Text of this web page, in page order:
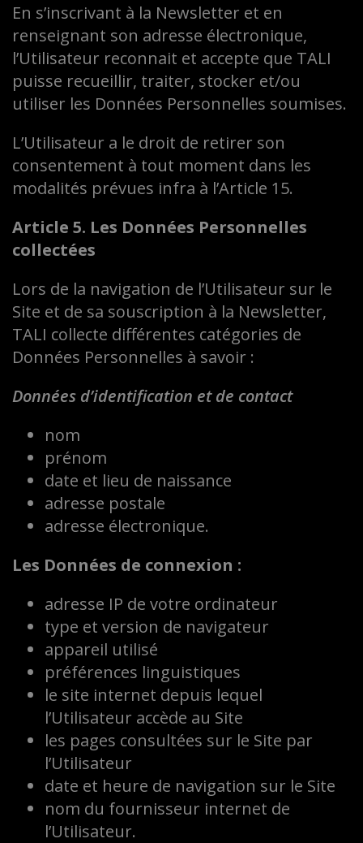
En s’inscrivant à la Newsletter et en
renseignant son adresse électronique,
l’Utilisateur reconnait et accepte que TALI
puisse recueillir, traiter, stocker et/ou
utiliser les Données Personnelles soumises.
L’Utilisateur a le droit de retirer son
consentement à tout moment dans les
modalités prévues infra à l’Article 15.
Article 5. Les Données Personnelles
collectées
Lors de la navigation de l’Utilisateur sur le
Site et de sa souscription à la Newsletter,
TALI collecte différentes catégories de
Données Personnelles à savoir :
Données d’identification et de contact
nom
prénom
date et lieu de naissance
adresse postale
adresse électronique.
Les Données de connexion :
adresse IP de votre ordinateur
type et version de navigateur
appareil utilisé
préférences linguistiques
le site internet depuis lequel
l’Utilisateur accède au Site
les pages consultées sur le Site par
l’Utilisateur
date et heure de navigation sur le Site
nom du fournisseur internet de
l’Utilisateur.